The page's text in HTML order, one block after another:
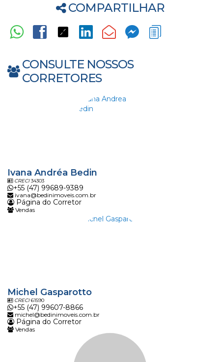
COMPARTILHAR
CONSULTE NOSSOS
CORRETORES
Ivana Andréa Bedin
CRECI34303
+55 (47) 99689-9389
ivana@bedinimoveis.com.br
Página do Corretor
Vendas
Michel Gasparotto
CRECI61590
+55 (47) 99607-8866
michel@bedinimoveis.com.br
Página do Corretor
Vendas